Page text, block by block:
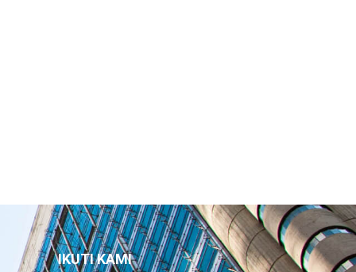
IKUTI KAMI